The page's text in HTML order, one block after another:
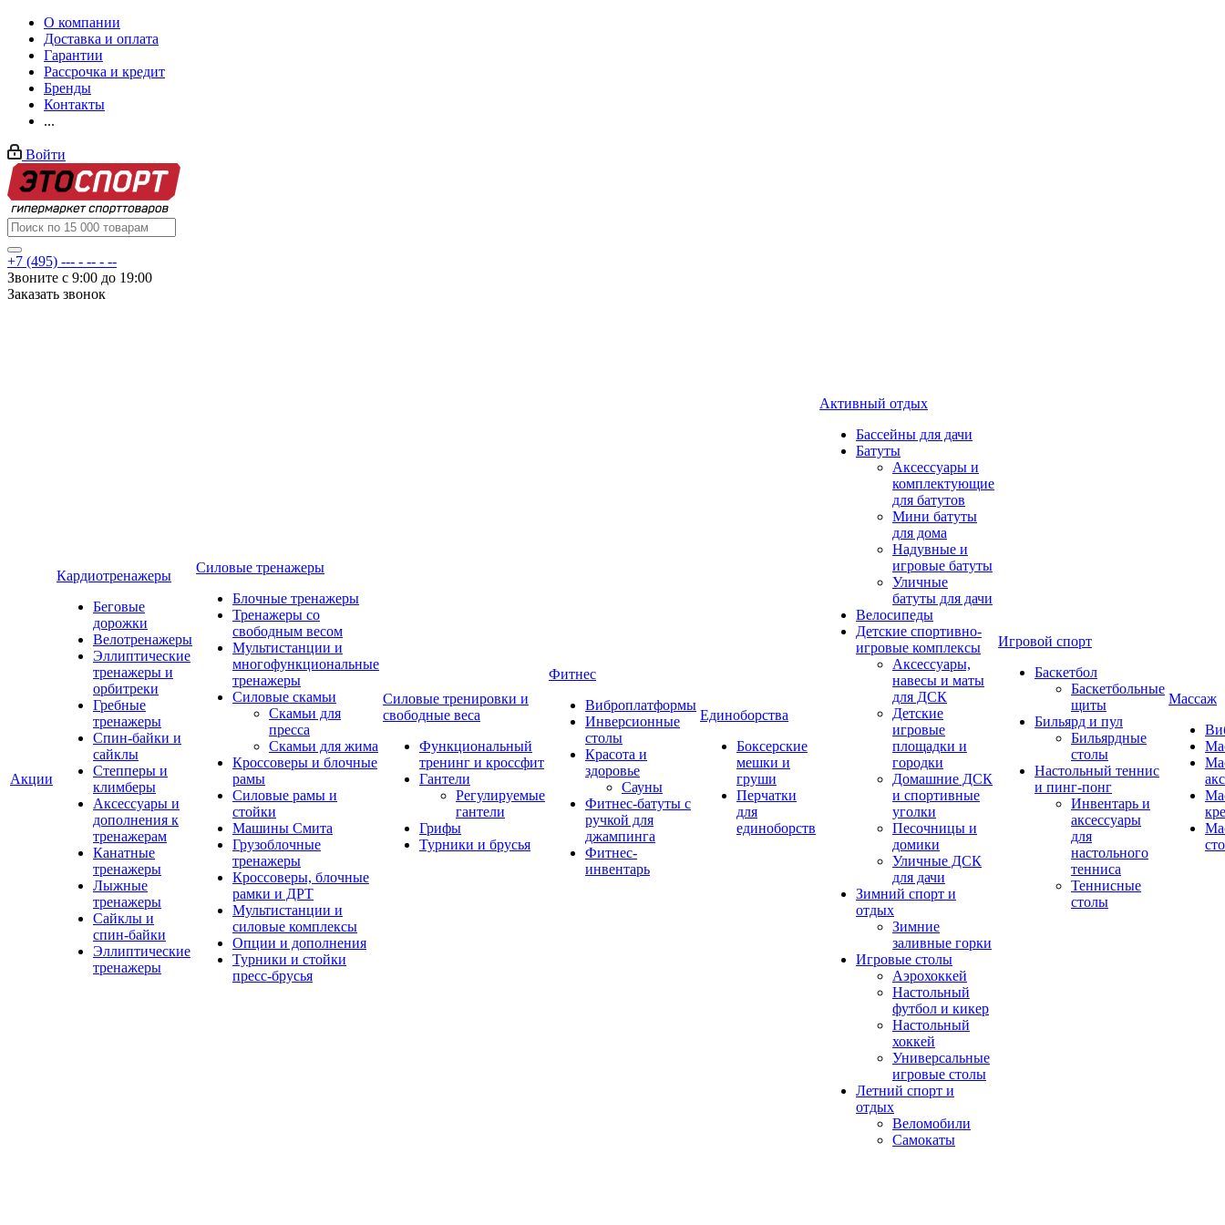
О компании
Доставка и оплата
Гарантии
Рассрочка и кредит
Бренды
Контакты
...
Войти
+7 (495) --- - -- - --
Звоните с 9:00 до 19:00
Заказать звонок
Акции
Кардиотренажеры
Беговые
дорожки
Велотренажеры
Эллиптические
тренажеры и
орбитреки
Гребные
тренажеры
Спин-байки и
сайклы
Степперы и
климберы
Аксессуары и
дополнения к
тренажерам
Канатные
тренажеры
Лыжные
тренажеры
Сайклы и
спин-байки
Эллиптические
тренажеры
Силовые тренажеры
Блочные тренажеры
Тренажеры со
свободным весом
Мультистанции и
многофункциональные
тренажеры
Силовые скамьи
Скамьи для
пресса
Скамьи для жима
Кроссоверы и блочные
рамы
Силовые рамы и
стойки
Машины Смита
Грузоблочные
тренажеры
Кроссоверы, блочные
рамки и ДРТ
Мультистанции и
силовые комплексы
Опции и дополнения
Турники и стойки
пресс-брусья
Силовые тренировки и
свободные веса
Функциональный
тренинг и кроссфит
Гантели
Регулируемые
гантели
Грифы
Турники и брусья
Фитнес
Виброплатформы
Инверсионные
столы
Красота и
здоровье
Сауны
Фитнес-батуты с
ручкой для
джампинга
Фитнес-
инвентарь
Единоборства
Боксерские
мешки и
груши
Перчатки
для
единоборств
Активный отдых
Бассейны для дачи
Батуты
Аксессуары и
комплектующие
для батутов
Мини батуты
для дома
Надувные и
игровые батуты
Уличные
батуты для дачи
Велосипеды
Детские спортивно-
игровые комплексы
Аксессуары,
навесы и маты
для ДСК
Детские
игровые
площадки и
городки
Домашние ДСК
и спортивные
уголки
Песочницы и
домики
Уличные ДСК
для дачи
Зимний спорт и
отдых
Зимние
заливные горки
Игровые столы
Аэрохоккей
Настольный
футбол и кикер
Настольный
хоккей
Универсальные
игровые столы
Летний спорт и
отдых
Веломобили
Самокаты
Игровой спорт
Баскетбол
Баскетбольные
щиты
Бильярд и пул
Бильярдные
столы
Настольный теннис
и пинг-понг
Инвентарь и
аксессуары
для
настольного
тенниса
Теннисные
столы
Массаж